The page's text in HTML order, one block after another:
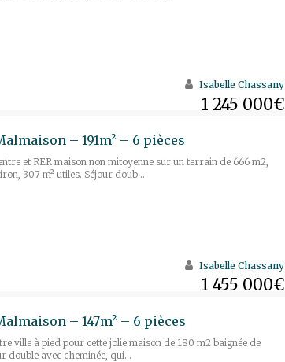
1 245 000€
Isabelle Chassany
– 191m² – 6 pièces
et RER maison non mitoyenne sur un terrain de 666 m2,
307 m² utiles. Séjour doub...
1 455 000€
Isabelle Chassany
– 147m² – 6 pièces
ville à pied pour cette jolie maison de 180 m2 baignée de
double avec cheminée, qui...